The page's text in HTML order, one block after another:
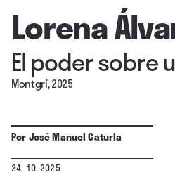
Lorena
El poder sobre
Montgrí, 2025
PorJosé Manuel Caturla
24. 10. 2025